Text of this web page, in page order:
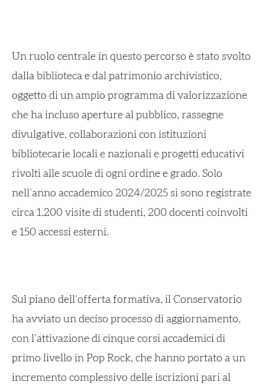
Un ruolo centrale in questo percorso è stato svolto
dalla biblioteca e dal patrimonio archivistico,
oggetto di un ampio programma di valorizzazione
che ha incluso aperture al pubblico, rassegne
divulgative, collaborazioni con istituzioni
bibliotecarie locali e nazionali e progetti educativi
rivolti alle scuole di ogni ordine e grado. Solo
nell’anno accademico 2024/2025 si sono registrate
circa 1.200 visite di studenti, 200 docenti coinvolti
e 150 accessi esterni.
Sul piano dell’offerta formativa, il Conservatorio
ha avviato un deciso processo di aggiornamento,
con l’attivazione di cinque corsi accademici di
primo livello in Pop Rock, che hanno portato a un
incremento complessivo delle iscrizioni pari al